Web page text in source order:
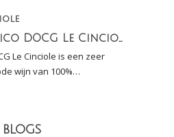
Chianti Classico DOCG Le Cinciole
Le Cinciole is een zeer
wijn van 100%
gerijpt op eikenhouten
blogs